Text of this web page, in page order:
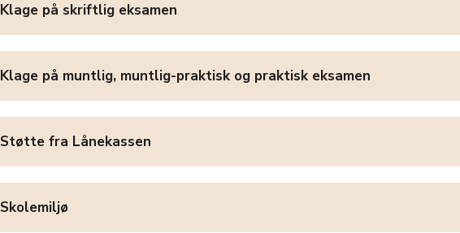
Klage på skriftlig eksamen
Klage på muntlig, muntlig-praktisk og praktisk eksamen
Støtte fra Lånekassen
Skolemiljø